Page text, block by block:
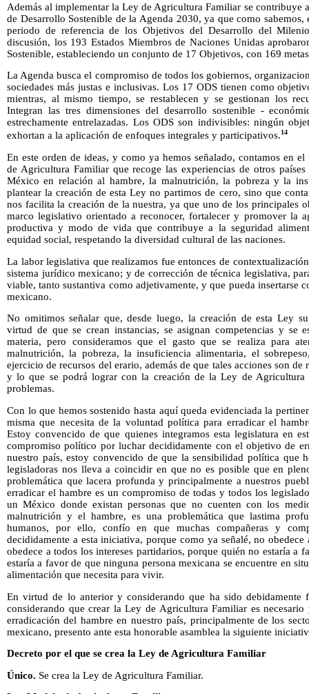
Además al implementar la Ley de Agricultura Familiar se contribuye
de Desarrollo Sostenible de la Agenda 2030, ya que como
periodo de referencia de los Objetivos del Desarrollo del
discusión, los 193 Estados Miembros de Naciones Unidas
Sostenible, estableciendo un conjunto de 17 Objetivos, con 169
La Agenda busca el compromiso de todos los gobiernos,
sociedades más justas e inclusivas. Los 17 ODS tienen como
mientras, al mismo tiempo, se restablecen y se gestionan los
Integran las tres dimensiones del desarrollo sostenible -
estrechamente entrelazadas. Los ODS son indivisibles: ningún
exhortan a la aplicación de enfoques integrales y participativos.14
En este orden de ideas, y como ya hemos señalado, contamos en
de Agricultura Familiar que recoge las experiencias de otros
México en relación al hambre, la malnutrición, la pobreza y la
plantear la creación de esta Ley no partimos de cero, sino que
nos facilita la creación de la nuestra, ya que uno de los principales
marco legislativo orientado a reconocer, fortalecer y promover la
productiva y modo de vida que contribuye a la seguridad
equidad social, respetando la diversidad cultural de las naciones.
La labor legislativa que realizamos fue entonces de
sistema jurídico mexicano; y de corrección de técnica legislativa,
viable, tanto sustantiva como adjetivamente, y que pueda insertarse
mexicano.
No omitimos señalar que, desde luego, la creación de esta Ley
virtud de que se crean instancias, se asignan competencias y se
materia, pero consideramos que el gasto que se realiza para
malnutrición, la pobreza, la insuficiencia alimentaria, el
ejercicio de recursos del erario, además de que tales acciones son de
y lo que se podrá lograr con la creación de la Ley de Agricultura
problemas.
Con lo que hemos sostenido hasta aquí queda evidenciada la
misma que necesita de la voluntad política para erradicar el
Estoy convencido de que quienes integramos esta legislatura en
compromiso político por luchar decididamente con el objetivo de
nuestro país, estoy convencido de que la sensibilidad política que
legisladoras nos lleva a coincidir en que no es posible que en
problemática que lacera profunda y principalmente a nuestros
erradicar el hambre es un compromiso de todas y todos los
un México donde existan personas que no cuenten con los
malnutrición y el hambre, es una problemática que lastima
humanos, por ello, confío en que muchas compañeras y
decididamente a esta iniciativa, porque como ya señalé, no
obedece a todos los intereses partidarios, porque quién no estaría a
estaría a favor de que ninguna persona mexicana se encuentre en
alimentación que necesita para vivir.
En virtud de lo anterior y considerando que ha sido debidamente
considerando que crear la Ley de Agricultura Familiar es
erradicación del hambre en nuestro país, principalmente de los
mexicano, presento ante esta honorable asamblea la siguiente
Decreto por el que se crea la Ley de Agricultura Familiar
Único. Se crea la Ley de Agricultura Familiar.